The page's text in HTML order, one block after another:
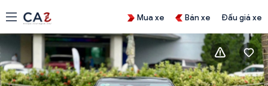
Mua xe Bán xe Đấu giá xe